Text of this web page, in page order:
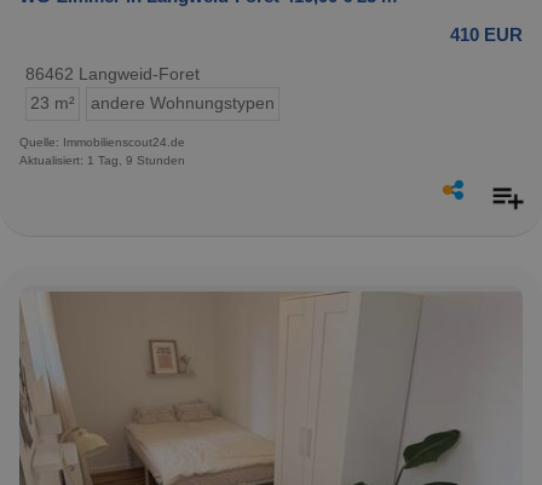
410 EUR
86462 Langweid-Foret
23 m²
andere Wohnungstypen
Quelle: Immobilienscout24.de
Aktualisiert: 1 Tag, 9 Stunden